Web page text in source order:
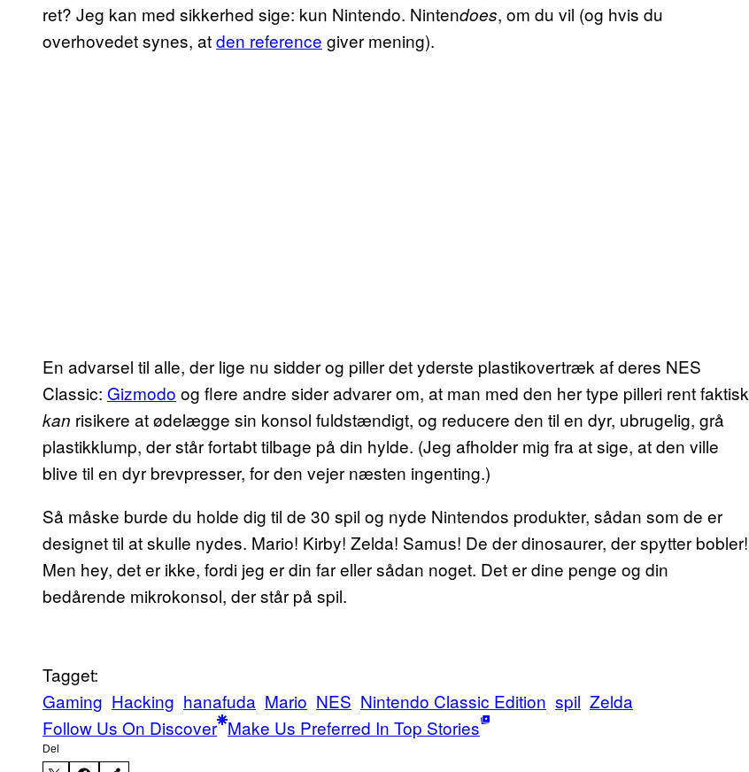
ret? Jeg kan med sikkerhed sige: kun Nintendo. Nintendoes, om du vil (og hvis du
overhovedet synes, atden reference giver mening).
En advarsel til alle, der lige nu sidder og piller det yderste plastikovertræk af deres NES
Classic: Gizmodo og flere andre sider advarer om, at man med den her type pilleri rent faktisk
kan risikere at ødelægge sin konsol fuldstændigt, og reducere den til en dyr, ubrugelig, grå
plastikklump, der står fortabt tilbage på din hylde. (Jeg afholder mig fra at sige, at den ville
blive til en dyr brevpresser, for den vejer næsten ingenting.)
Så måske burde du holde dig til de 30 spil og nyde Nintendos produkter, sådan som de er
designet til at skulle nydes. Mario! Kirby! Zelda! Samus! De der dinosaurer, der spytter bobler!
Men hey, det er ikke, fordi jeg er din far eller sådan noget. Det er dine penge og din
bedårende mikrokonsol, der står på spil.
Tagget:
Gaming Hacking hanafuda Mario NES Nintendo Classic Edition spil Zelda
Follow Us On Discover Make Us Preferred In Top Stories
Del